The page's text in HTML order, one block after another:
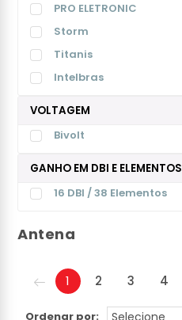
PRO ELETRONIC
Storm
Titanis
Intelbras
VOLTAGEM
Bivolt
GANHO EM DBI E ELEMENTOS
16 DBI / 38 Elementos
Antena
1 2 3 4
Ordenar por: